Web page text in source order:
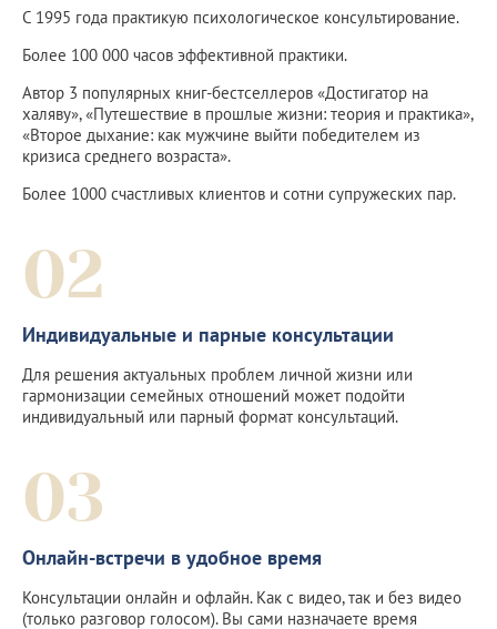
С 1995 года практикую психологическое консультирование.
Более 100 000 часов эффективной практики.
Автор 3 популярных книг-бестселлеров «Достигатор на
халяву», «Путешествие в прошлые жизни: теория и практика»,
«Второе дыхание: как мужчине выйти победителем из
кризиса среднего возраста».
Более 1000 счастливых клиентов и сотни супружеских пар.
02
Индивидуальные и парные консультации
Для решения актуальных проблем личной жизни или
гармонизации семейных отношений может подойти
индивидуальный или парный формат консультаций.
03
Онлайн-встречи в удобное время
Консультации онлайн и офлайн. Как с видео, так и без видео
(только разговор голосом). Вы сами назначаете время